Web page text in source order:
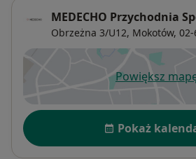
MEDECHO Przychodnia
Obrzeżna 3/U12, Mokotów, 02-
Powiększotwiera
Dostępność
Pokaż